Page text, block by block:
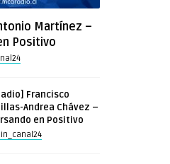
Martínez –
Positivo
Francisco
Andrea Chávez –
en Positivo